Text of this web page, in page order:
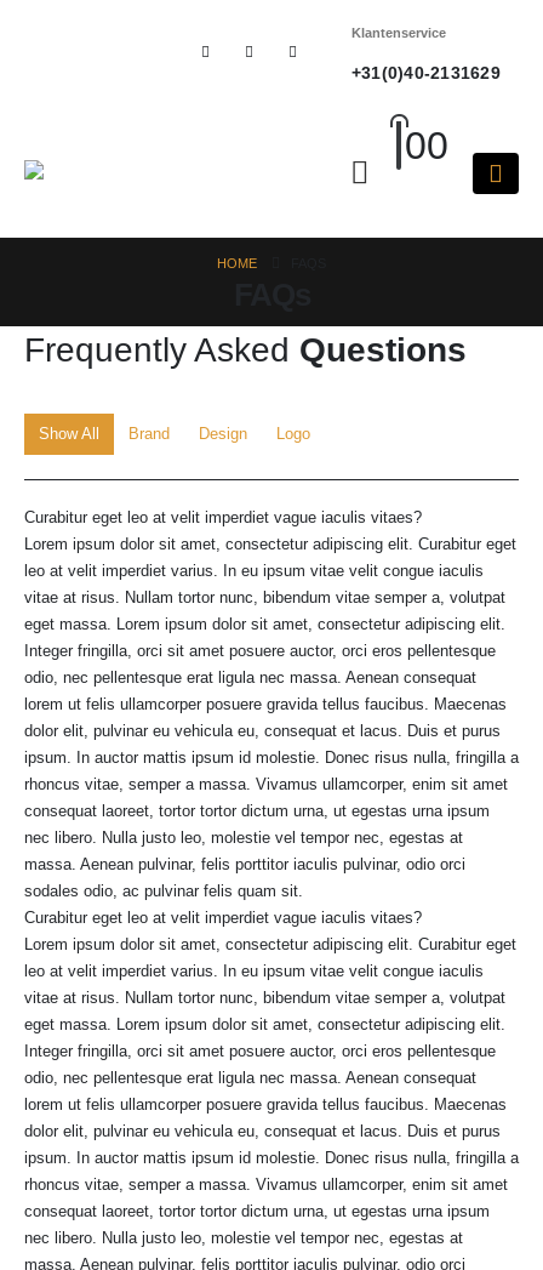
Klantenservice
+31(0)40-2131629
00
HOME
Frequently Asked Questions
Show All Brand Design Logo
Curabitur eget leo at velit imperdiet vague iaculis vitaes?
Lorem ipsum dolor sit amet, consectetur adipiscing elit. Curabitur eget
leo at velit imperdiet varius. In eu ipsum vitae velit congue iaculis
vitae at risus. Nullam tortor nunc, bibendum vitae semper a, volutpat
eget massa. Lorem ipsum dolor sit amet, consectetur adipiscing elit.
Integer fringilla, orci sit amet posuere auctor, orci eros pellentesque
odio, nec pellentesque erat ligula nec massa. Aenean consequat
lorem ut felis ullamcorper posuere gravida tellus faucibus. Maecenas
dolor elit, pulvinar eu vehicula eu, consequat et lacus. Duis et purus
ipsum. In auctor mattis ipsum id molestie. Donec risus nulla, fringilla a
rhoncus vitae, semper a massa. Vivamus ullamcorper, enim sit amet
consequat laoreet, tortor tortor dictum urna, ut egestas urna ipsum
nec libero. Nulla justo leo, molestie vel tempor nec, egestas at
massa. Aenean pulvinar, felis porttitor iaculis pulvinar, odio orci
sodales odio, ac pulvinar felis quam sit.
Curabitur eget leo at velit imperdiet vague iaculis vitaes?
Lorem ipsum dolor sit amet, consectetur adipiscing elit. Curabitur eget
leo at velit imperdiet varius. In eu ipsum vitae velit congue iaculis
vitae at risus. Nullam tortor nunc, bibendum vitae semper a, volutpat
eget massa. Lorem ipsum dolor sit amet, consectetur adipiscing elit.
Integer fringilla, orci sit amet posuere auctor, orci eros pellentesque
odio, nec pellentesque erat ligula nec massa. Aenean consequat
lorem ut felis ullamcorper posuere gravida tellus faucibus. Maecenas
dolor elit, pulvinar eu vehicula eu, consequat et lacus. Duis et purus
ipsum. In auctor mattis ipsum id molestie. Donec risus nulla, fringilla a
rhoncus vitae, semper a massa. Vivamus ullamcorper, enim sit amet
consequat laoreet, tortor tortor dictum urna, ut egestas urna ipsum
nec libero. Nulla justo leo, molestie vel tempor nec, egestas at
massa. Aenean pulvinar, felis porttitor iaculis pulvinar, odio orci